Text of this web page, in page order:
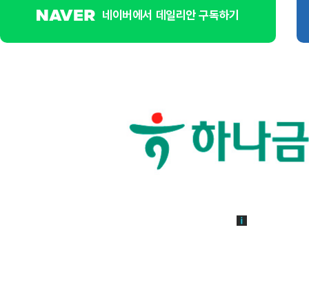
네이버에서 데일리안 구독하기